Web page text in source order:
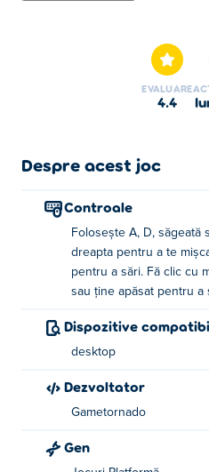
EVALUARE
4.4
Despre acest joc
Controale
Folosește A, D, săgeată
dreapta pentru a te
pentru a sări. Fă clic cu
sau ține apăsat pentru a
Dispozitive
desktop
Dezvoltator
Gametornado
Gen